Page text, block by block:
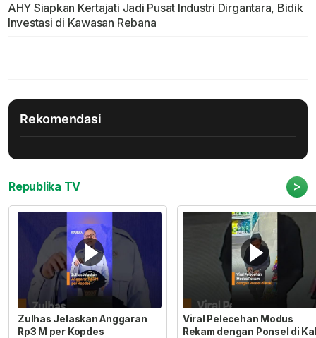
AHY Siapkan Kertajati Jadi Pusat Industri Dirgantara, Bidik
Investasi di Kawasan Rebana
Rekomendasi
Republika TV >
Zulhas Jelaskan Anggaran
Rp3 M per Kopdes
Viral Pelecehan Modus
Rekam dengan Ponsel di